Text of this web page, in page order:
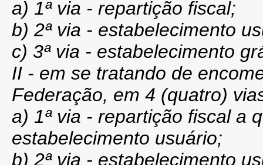
a) 1ª via - repartição fiscal;
b) 2ª via - estabelecimento
c) 3ª via - estabelecimento
II - em se tratando de
Federação, em 4 (quatro)
a) 1ª via - repartição fiscal a
estabelecimento usuário;
b) 2ª via - estabelecimento